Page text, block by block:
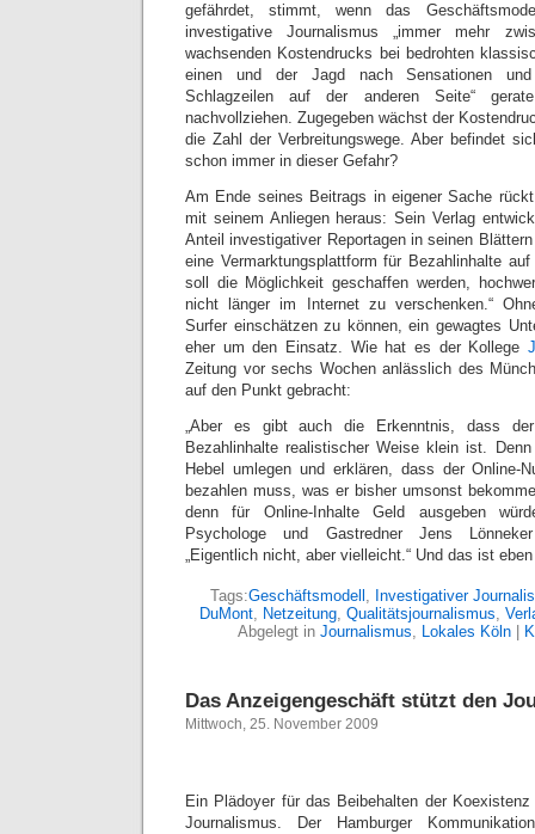
gefährdet, stimmt, wenn das
investigative Journalismus „immer mehr
wachsenden Kostendrucks bei bedrohten
einen und der Jagd nach Sensationen
Schlagzeilen auf der anderen Seite“
nachvollziehen. Zugegeben wächst der
die Zahl der Verbreitungswege. Aber befindet
schon immer in dieser Gefahr?
Am Ende seines Beitrags in eigener Sache
mit seinem Anliegen heraus: Sein Verlag
Anteil investigativer Reportagen in seinen
eine Vermarktungsplattform für Bezahlinhalte
soll die Möglichkeit geschaffen werden,
nicht länger im Internet zu verschenken.“
Surfer einschätzen zu können, ein gewagtes
eher um den Einsatz. Wie hat es der Kollege
Zeitung vor sechs Wochen anlässlich des
auf den Punkt gebracht:
„Aber es gibt auch die Erkenntnis, dass
Bezahlinhalte realistischer Weise klein ist.
Hebel umlegen und erklären, dass der Online-
bezahlen muss, was er bisher umsonst
denn für Online-Inhalte Geld ausgeben
Psychologe und Gastredner Jens
„Eigentlich nicht, aber vielleicht.“ Und das ist
Tags:Geschäftsmodell , Investigativer
DuMont, Netzeitung, Qualitätsjournalismus,
Abgelegt in Journalismus, Lokales Köln
Das Anzeigengeschäft stützt den
Mittwoch, 25. November 2009
Ein Plädoyer für das Beibehalten der
Journalismus. Der Hamburger